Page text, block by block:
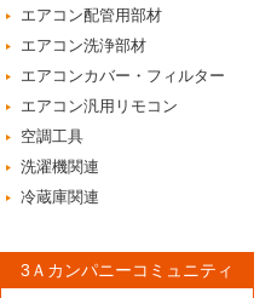
エアコン配管用部材
エアコン洗浄部材
エアコンカバー・フィルター
エアコン汎用リモコン
空調工具
洗濯機関連
冷蔵庫関連
3Ａカンパニーコミュニティ